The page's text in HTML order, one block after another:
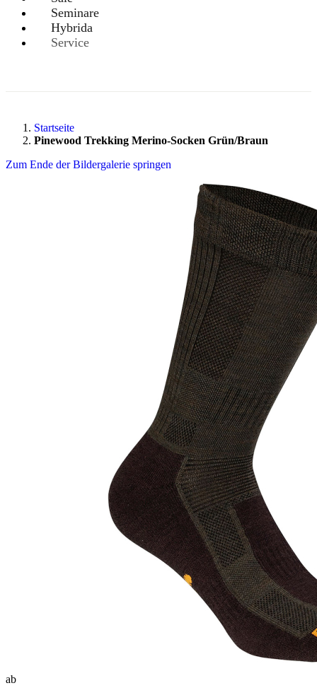
Seminare
Hybrida
Service
Startseite
Pinewood Trekking Merino-Socken Grün/Braun
Zum Ende der Bildergalerie springen
Zum Anfang der Bildergalerie springen
Pinewood Trekking
Merino-Socken
ab